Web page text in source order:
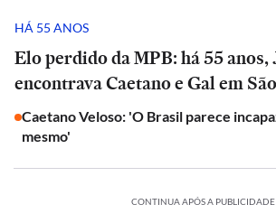
HÁ 55 ANOS
Elo perdido da MPB: há 55
encontrava Caetano e Gal em
Caetano Veloso: 'O Brasil parece
mesmo'
CONTINUA APÓS A PUBLICIDADE